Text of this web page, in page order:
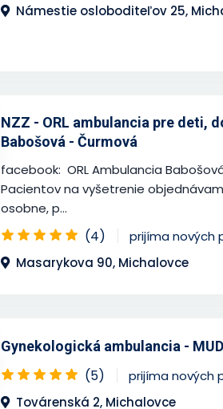
Námestie osloboditeľov 25,
NZZ - ORL ambulancia pre deti,
Babošová - Čurmová
facebook: ORL Ambulancia
Pacientov na vyšetrenie
osobne, p...
(4)
prijíma nových
Masarykova 90, Michalovce
Gynekologická ambulancia -
(5)
prijíma nových
Továrenská 2, Michalovce